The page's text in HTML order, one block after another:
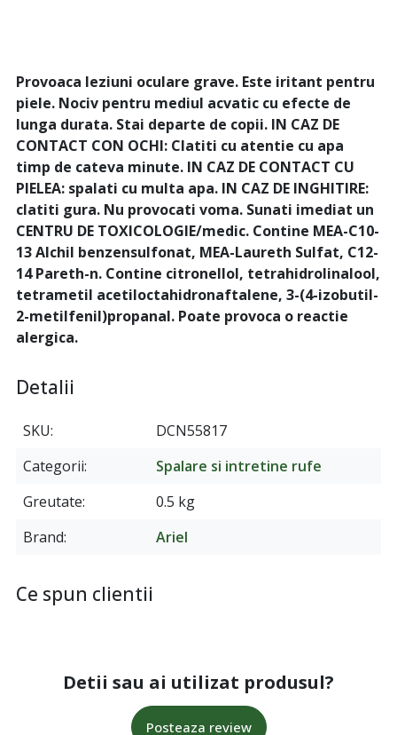
Provoaca leziuni oculare grave. Este iritant pentru
piele. Nociv pentru mediul acvatic cu efecte de
lunga durata. Stai departe de copii. IN CAZ DE
CONTACT CON OCHI: Clatiti cu atentie cu apa
timp de cateva minute. IN CAZ DE CONTACT CU
PIELEA: spalati cu multa apa. IN CAZ DE INGHITIRE:
clatiti gura. Nu provocati voma. Sunati imediat un
CENTRU DE TOXICOLOGIE/medic. Contine MEA-C10-
13 Alchil benzensulfonat, MEA-Laureth Sulfat, C12-
14 Pareth-n. Contine citronellol, tetrahidrolinalool,
tetrametil acetiloctahidronaftalene, 3-(4-izobutil-
2-metilfenil)propanal. Poate provoca o reactie
alergica.
Detalii
SKU
DCN55817
Categorii
Spalare si intretine rufe
Greutate
0.5 kg
Brand
Ariel
Ce spun clientii
Detii sau ai utilizat produsul?
Posteaza review